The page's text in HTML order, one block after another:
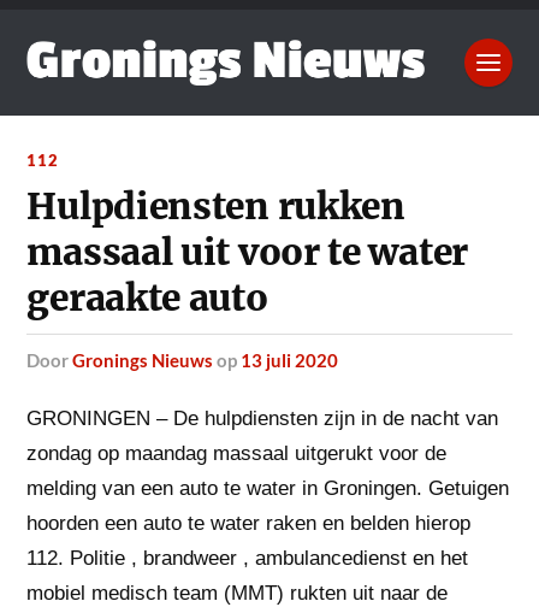
112
Hulpdiensten rukken
massaal uit voor te water
geraakte auto
doorGronings Nieuws op 13 juli 2020
GRONINGEN – De hulpdiensten zijn in de nacht van
zondag op maandag massaal uitgerukt voor de
melding van een auto te water in Groningen.Getuigen
hoorden een auto te water raken en belden hierop
112. Politie , brandweer , ambulancedienst en het
mobiel medisch team (MMT) rukten uit naar de